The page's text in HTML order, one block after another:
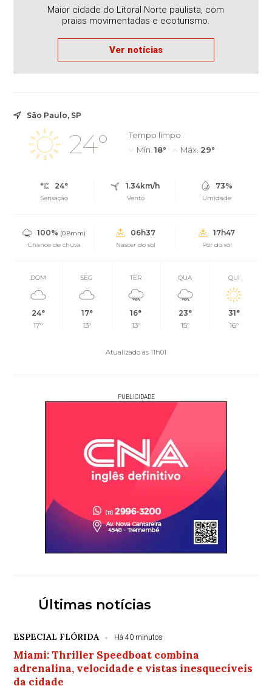
Maior cidade do Litoral Norte paulista, com
praias movimentadas e ecoturismo.
Ver notícias
São Paulo, SP
24°
Tempo limpo
Mín. 18° Máx. 29°
24°
Sensação
1.34km/h
Vento
73%
Umidade
100% (0.8mm)
Chance de chuva
06h37
Nascer do sol
17h47
Pôr do sol
DOM
24°
17°
SEG
17°
13°
TER
16°
13°
QUA
23°
15°
QUI
31°
16°
Atualizado às 11h01
PUBLICIDADE
Últimas notícias
ESPECIAL FLÓRIDA Há 40 minutos
Miami: Thriller Speedboat combina
adrenalina, velocidade e vistas inesquecíveis
da cidade